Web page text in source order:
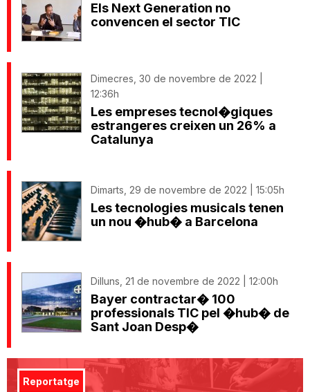
Els Next Generation no
convencen el sector TIC
Dimecres, 30 de novembre de 2022 |
12:36h
Les empreses tecnol�giques
estrangeres creixen un 26% a
Catalunya
Dimarts, 29 de novembre de 2022 | 15:05h
Les tecnologies musicals tenen
un nou �hub� a Barcelona
Dilluns, 21 de novembre de 2022 | 12:00h
Bayer contractar� 100
professionals TIC pel �hub� de
Sant Joan Desp�
Reportatge